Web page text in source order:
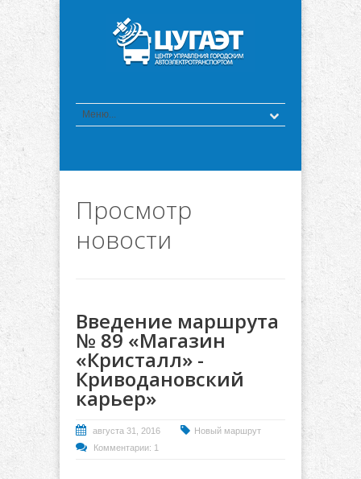
Просмотр
новости
Введение маршрута
№ 89 «Магазин
«Кристалл» -
Криводановский
карьер»
августа 31, 2016
Новый маршрут
Комментарии: 1